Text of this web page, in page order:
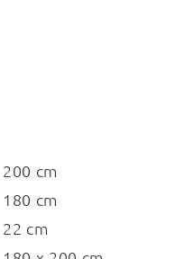
200 cm
180 cm
22 cm